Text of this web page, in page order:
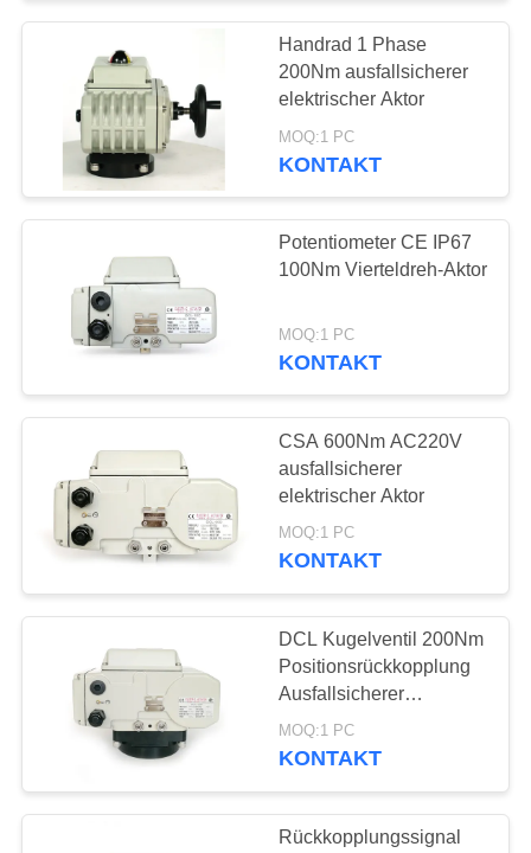
UNS
VERBINDUNG
FORDERN
SIE EIN
ZITAT
官
SITEMAP
PRIVACY
POLICY
Ein intelligenter
elektrischer Aktor
Kompakter Aktor
Ausfallsicherer
elektrischer Aktor
19
Handrad 1 Phase
200Nm ausfallsicherer
elektrischer Aktor
MOQ:1 PC
KONTAKT
Potentiometer CE IP67
100Nm Vierteldreh-Aktor
MOQ:1 PC
KONTAKT
CSA 600Nm AC220V
ausfallsicherer
elektrischer Aktor
MOQ:1 PC
KONTAKT
DCL Kugelventil 200Nm
Positionsrückkopplung
Ausfallsicherer
elektrischer Aktor
MOQ:1 PC
KONTAKT
Rückkopplungssignal